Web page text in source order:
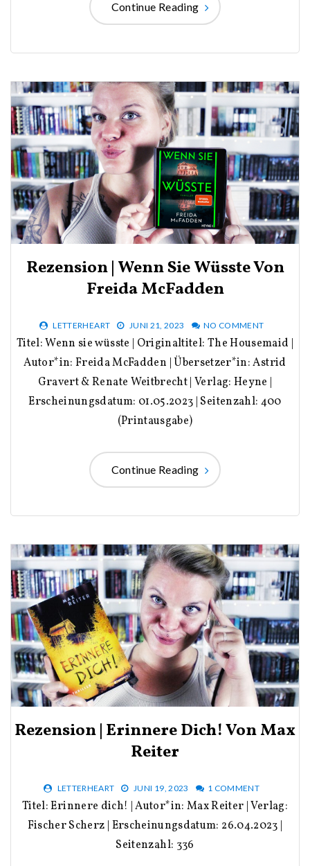
Continue Reading
Rezension | Wenn Sie Wüsste Von
Freida McFadden
LETTERHEART JUNI 21, 2023 NO COMMENT
Titel: Wenn sie wüsste | Originaltitel: The Housemaid |
Autor*in: Freida McFadden | Übersetzer*in: Astrid
Gravert & Renate Weitbrecht | Verlag: Heyne |
Erscheinungsdatum: 01.05.2023 | Seitenzahl: 400
(Printausgabe)
Continue Reading
Rezension | Erinnere Dich! Von Max
Reiter
LETTERHEART JUNI 19, 2023 1 COMMENT
Titel: Erinnere dich! | Autor*in: Max Reiter | Verlag:
Fischer Scherz | Erscheinungsdatum: 26.04.2023 |
Seitenzahl: 336